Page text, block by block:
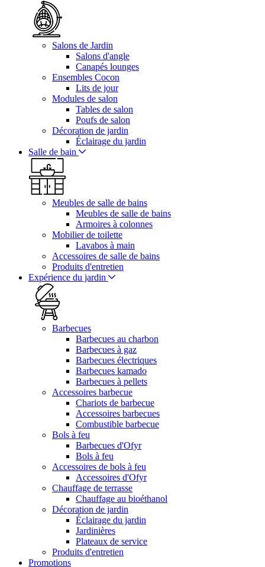
Salons de Jardin
Salons d'angle
Canapés lounges
Ensembles Cocon
Lits de jour
Modules de salon
Tables de salon
Poufs de salon
Décoration de jardin
Éclairage du jardin
Salle de bain
Meubles de salle de bains
Meubles de salle de bains
Armoires à colonnes
Mobilier de toilette
Lavabos à main
Accessoires de salle de bains
Produits d'entretien
Expérience du jardin
Barbecues
Barbecues au charbon
Barbecues à gaz
Barbecues électriques
Barbecues kamado
Barbecues à pellets
Accessoires barbecue
Chariots de barbecue
Accessoires barbecues
Combustible barbecue
Bols à feu
Barbecues d'Ofyr
Bols à feu
Accessoires de bols à feu
Accessoires d'Ofyr
Chauffage de terrasse
Chauffage au bioéthanol
Décoration de jardin
Éclairage du jardin
Jardinières
Plateaux de service
Produits d'entretien
Promotions